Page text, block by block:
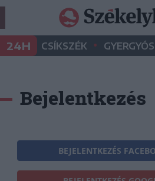
24H CSÍKSZÉK •
Bejelentkezés
BEJELENTKEZÉS